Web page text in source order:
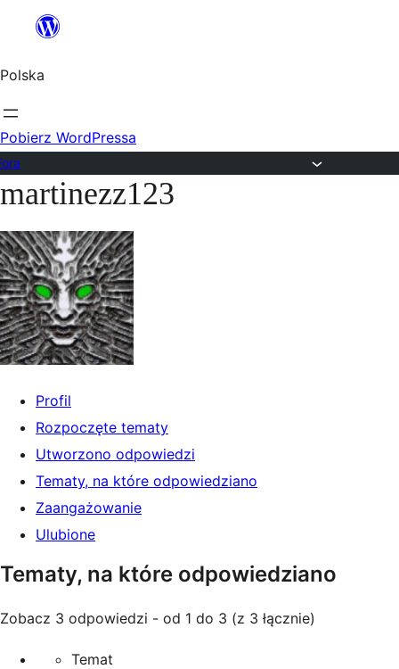
Przejdź
treści
Polska
Pobierz WordPressa
Przejdź
treści
martinezz123
Profil
Rozpoczęte tematy
Utworzono odpowiedzi
Tematy, na które odpowiedziano
Zaangażowanie
Ulubione
Tematy, na które odpowiedziano
Zobacz 3 odpowiedzi - od 1 do 3 (z 3 łącznie)
Temat